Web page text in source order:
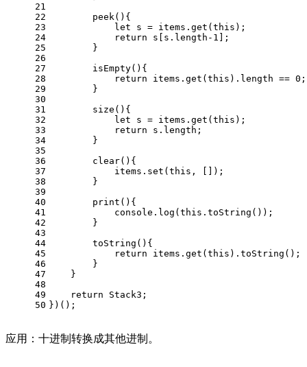
21
22
23
24
25
26
27
28
29
30
31
32
33
34
35
36
37
38
39
40
41
42
43
44
45
46
47
48
49
50
peek ( ){
let s = items. get ( this );
return s[s. length - 1
];
        }
isEmpty( ){
return items. get ( this ). length == 0 ;
        }
size ( ){
let s = items. get ( this );
return s. length ;
        }
clear( ){
            items.
set ( this , []);
        }
print ( ){
console . log ( this . toString ());
        }
toString ( ){
return items. get ( this ). toString ();
        }
    }
return
Stack3 ;
})();
应用：十进制转换成其他进制。